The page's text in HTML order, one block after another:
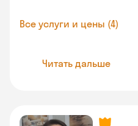
Все услуги и цены (4)
Читать дальше